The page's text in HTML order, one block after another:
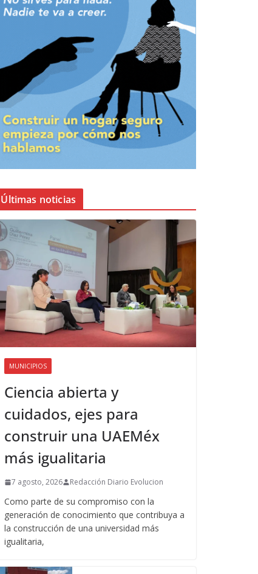
Últimas noticias
MUNICIPIOS
Ciencia abierta y
cuidados, ejes para
construir una UAEMéx
más igualitaria
7 agosto, 2026 Redacción Diario Evolucion
Como parte de su compromiso con la
generación de conocimiento que contribuya a
la construcción de una universidad más
igualitaria,